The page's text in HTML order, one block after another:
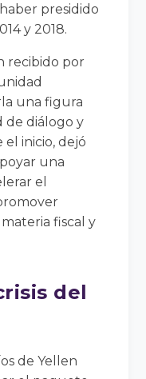
presidido
y 2018.
recibido por
una figura
de diálogo y
inicio, dejó
una
el
fiscal y
del
de Yellen